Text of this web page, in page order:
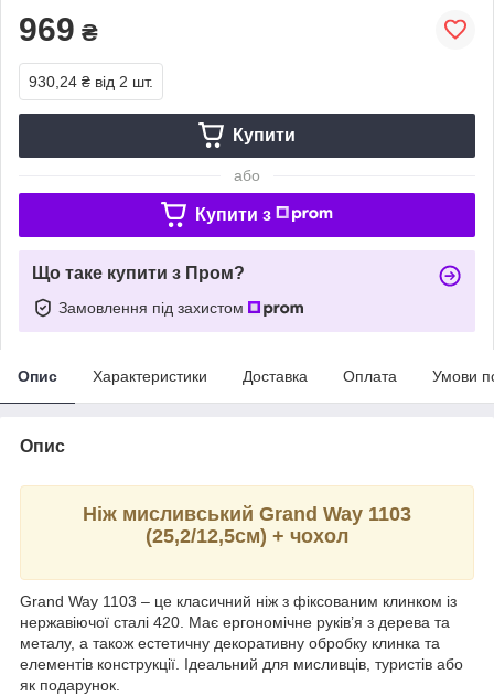
969 ₴
930,24 ₴ від 2 шт.
Купити
або
Купити з
Що таке купити з Пром?
Замовлення під захистом
Опис Характеристики Доставка Оплата Умови
Опис
Ніж мисливський Grand Way 1103
(25,2/12,5см) + чохол
Grand Way 1103 – це класичний ніж з фіксованим клинком із
нержавіючої сталі 420. Має ергономічне руків’я з дерева та
металу, а також естетичну декоративну обробку клинка та
елементів конструкції. Ідеальний для мисливців, туристів або
як подарунок.